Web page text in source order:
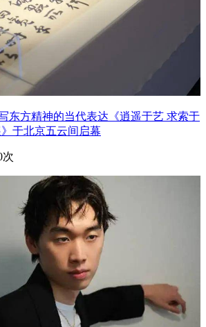
东方精神的当代表达《逍遥于艺 求索于
于北京五云间启幕
次